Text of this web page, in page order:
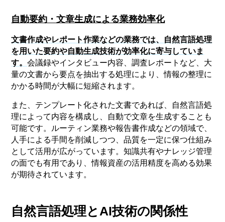
自動要約・文章生成による業務効率化
文書作成やレポート作業などの業務では、自然言語処理
を用いた要約や自動生成技術が効率化に寄与していま
す。会議録やインタビュー内容、調査レポートなど、大
量の文書から要点を抽出する処理により、情報の整理に
かかる時間が大幅に短縮されます。
また、テンプレート化された文書であれば、自然言語処
理によって内容を構成し、自動で文章を生成することも
可能です。ルーティン業務や報告書作成などの領域で、
人手による手間を削減しつつ、品質を一定に保つ仕組み
として活用が広がっています。知識共有やナレッジ管理
の面でも有用であり、情報資産の活用精度を高める効果
が期待されています。
自然言語処理とAI技術の関係性